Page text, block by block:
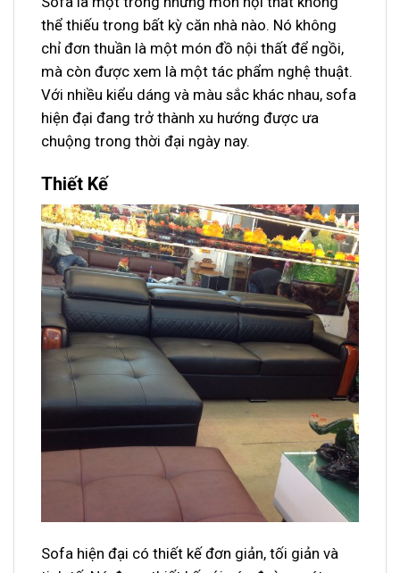
thể thiếu trong bất kỳ căn nhà nào. Nó không
chỉ đơn thuần là một món đồ nội thất để ngồi,
mà còn được xem là một tác phẩm nghệ thuật.
Với nhiều kiểu dáng và màu sắc khác nhau, sofa
hiện đại đang trở thành xu hướng được ưa
chuộng trong thời đại ngày nay.
Thiết Kế
Sofa hiện đại có thiết kế đơn giản, tối giản và